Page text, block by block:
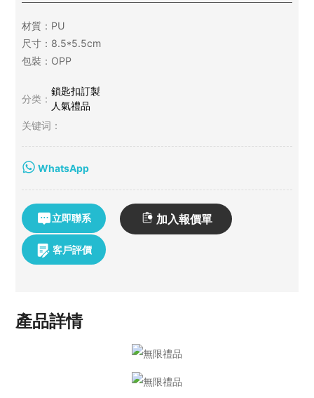
最新動態
聯絡我們
材質：PU
尺寸：8.5*5.5cm
包裝：OPP
分类：
鎖匙扣訂製
人氣禮品
关键词：
WhatsApp
立即聯系 加入報價單
客戶評價
產品詳情